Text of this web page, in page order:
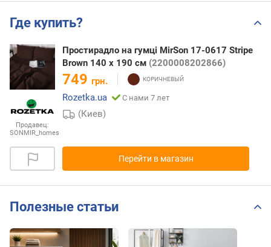
Где купить?
Продавец:
SONMIR_homes
Простирадло на гумці MirSon 17-0617 Stripe
Brown 140 х 190 см (2200008202866)
749 грн.
Rozetka.ua
С нами 7 лет
(Киев)
Перейти в магазин
Полезные статьи